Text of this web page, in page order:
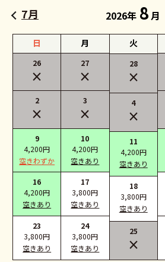
2026年 8月
7月
日
26
×
2
×
9
4,200円
空きわずか
16
4,200円
空きあり
23
3,800円
空きあり
月
27
×
3
×
10
4,200円
空きあり
17
3,800円
空きあり
24
3,800円
空きあり
火
28
×
4
×
11
4,200円
空きあり
18
3,800円
空きあり
25
×